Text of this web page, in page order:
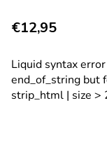
Prix normal
€12,95
Liquid syntax
end_of_string but
strip_html | size >